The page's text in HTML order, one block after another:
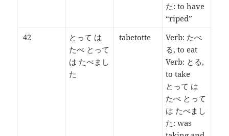
た: to have
“riped”
42
とって は
たべ とって
は たべまし
た
tabetotte
Verb: たべ
る, to eat
Verb: とる,
to take
とって は
たべ とって
は たべまし
た: was